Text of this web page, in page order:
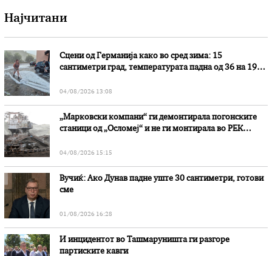
Најчитани
Сцени од Германија како во сред зима: 15
сантиметри град, температурата падна од 36 на 19
04/08/2026 13:08
„Марковски компани“ ги демонтирала погонските
станици од „Осломеј“ и не ги монтирала во РЕК
04/08/2026 15:15
Вучиќ: Ако Дунав падне уште 30 сантиметри, готови
сме
01/08/2026 16:28
И инцидентот во Ташмаруништa ги разгоре
партиските кавги